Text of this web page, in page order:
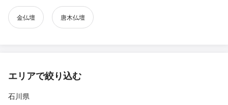
金仏壇 唐木仏壇
エリアで絞り込む
石川県